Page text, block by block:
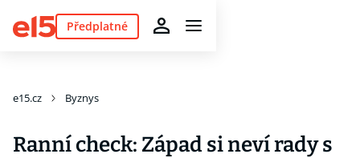
Předplatné
e15.cz Byznys
Ranní check: Západ si neví rady s